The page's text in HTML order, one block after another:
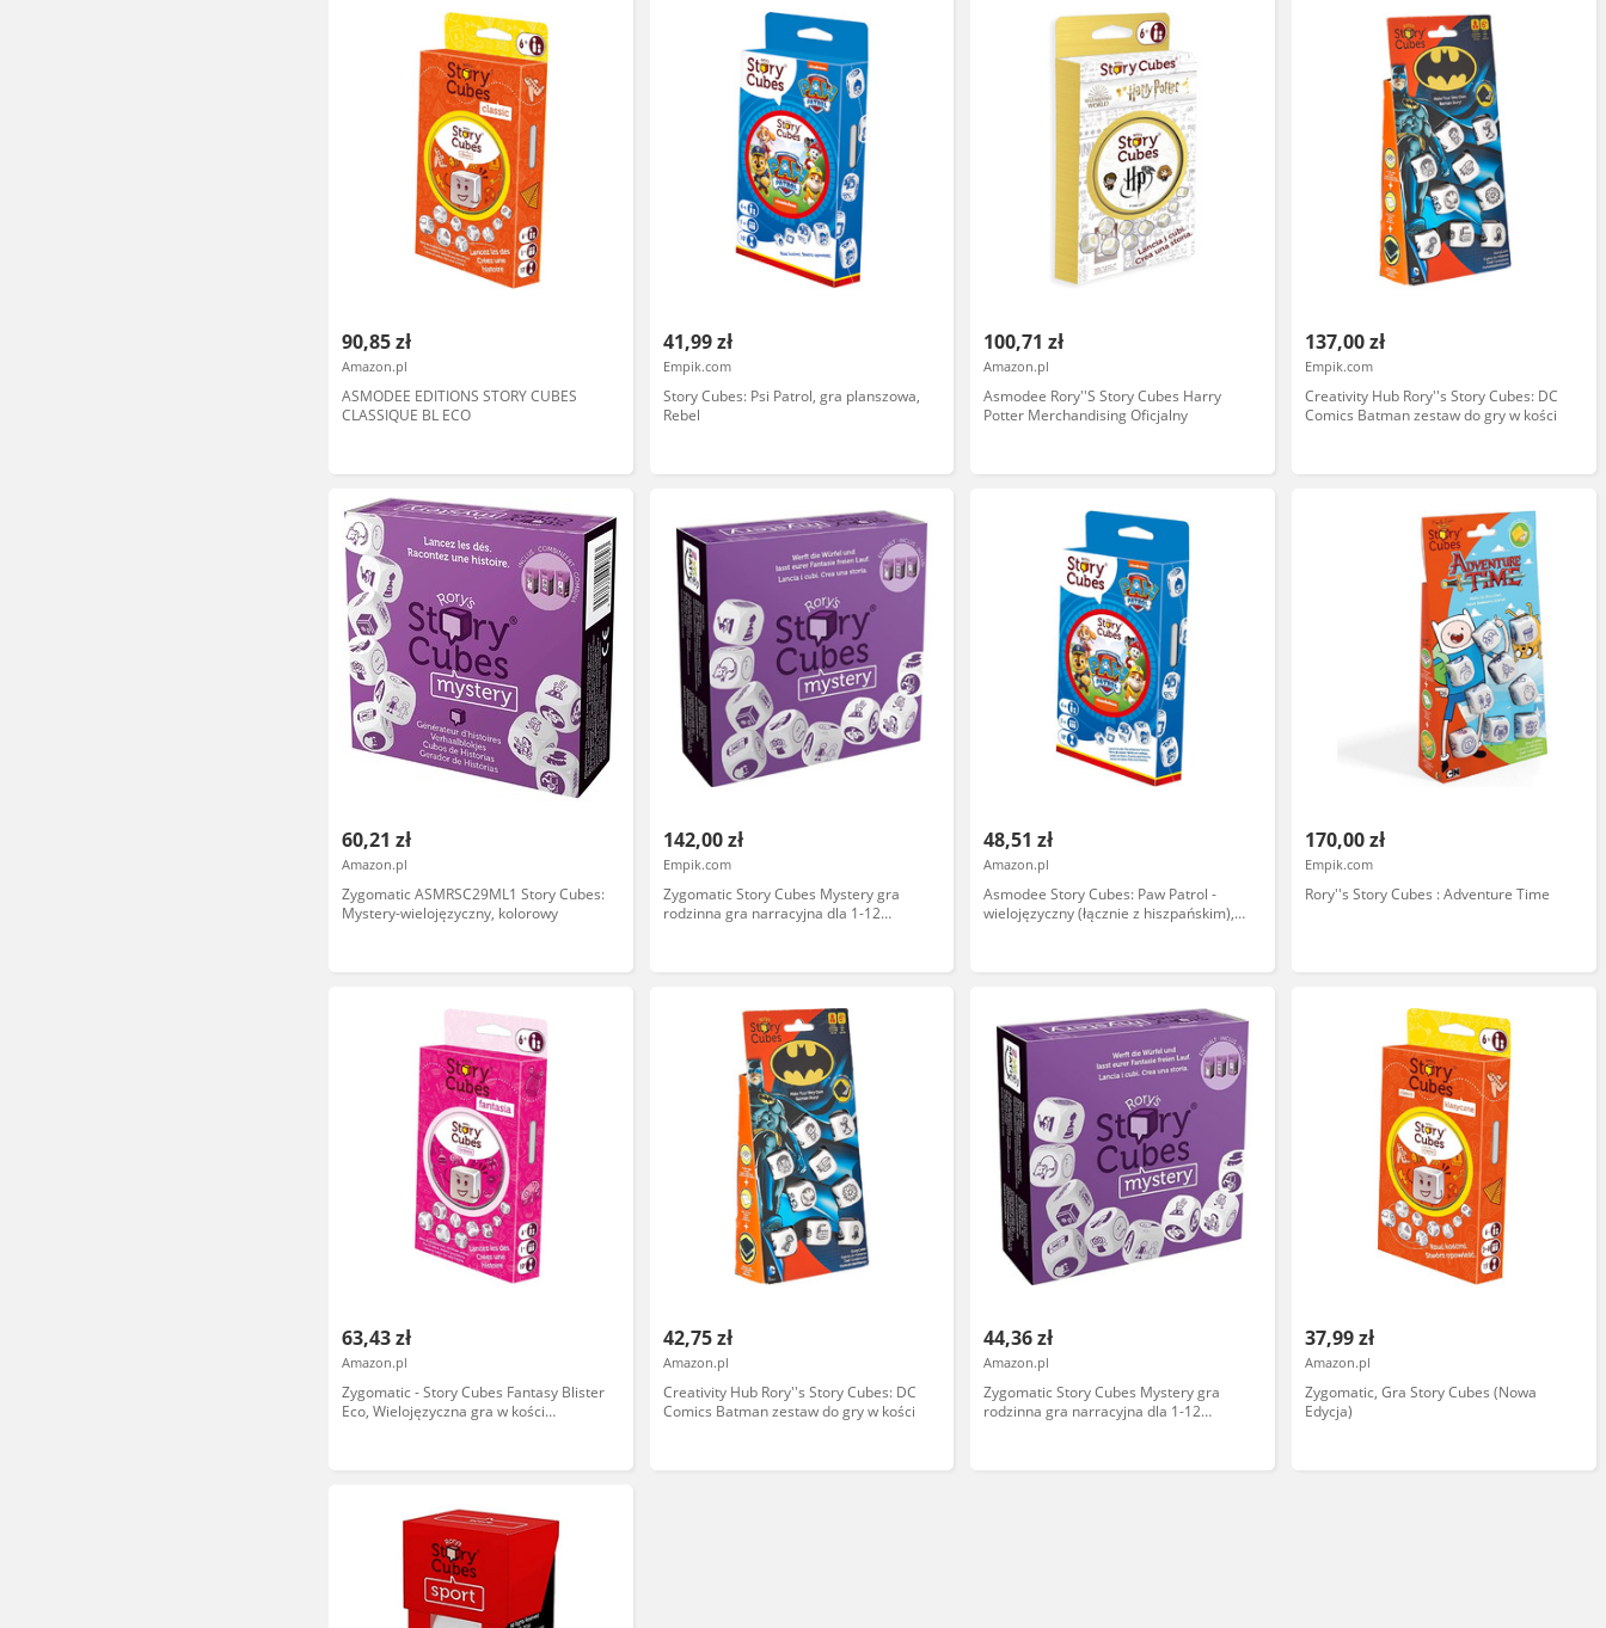
90,85 zł
Amazon.pl
ASMODEE EDITIONS STORY CUBES
CLASSIQUE BL ECO
41,99 zł
Empik.com
Story Cubes: Psi Patrol, gra planszowa,
Rebel
100,71 zł
Amazon.pl
Asmodee Rory''S Story Cubes Harry
Potter Merchandising Oficjalny
137,00 zł
Empik.com
Creativity Hub Rory''s Story Cubes: DC
Comics Batman zestaw do gry w kości
60,21 zł
Amazon.pl
Zygomatic ASMRSC29ML1 Story Cubes:
Mystery-wielojęzyczny, kolorowy
142,00 zł
Empik.com
Zygomatic Story Cubes Mystery gra
rodzinna gra narracyjna dla 1-12
48,51 zł
Amazon.pl
Asmodee Story Cubes: Paw Patrol -
wielojęzyczny (łącznie z hiszpańskim),
170,00 zł
Empik.com
Rory''s Story Cubes : Adventure Time
63,43 zł
Amazon.pl
Zygomatic - Story Cubes Fantasy Blister
Eco, Wielojęzyczna gra w kości
42,75 zł
Amazon.pl
Creativity Hub Rory''s Story Cubes: DC
Comics Batman zestaw do gry w kości
44,36 zł
Amazon.pl
Zygomatic Story Cubes Mystery gra
rodzinna gra narracyjna dla 1-12
37,99 zł
Amazon.pl
Zygomatic, Gra Story Cubes (Nowa
Edycja)